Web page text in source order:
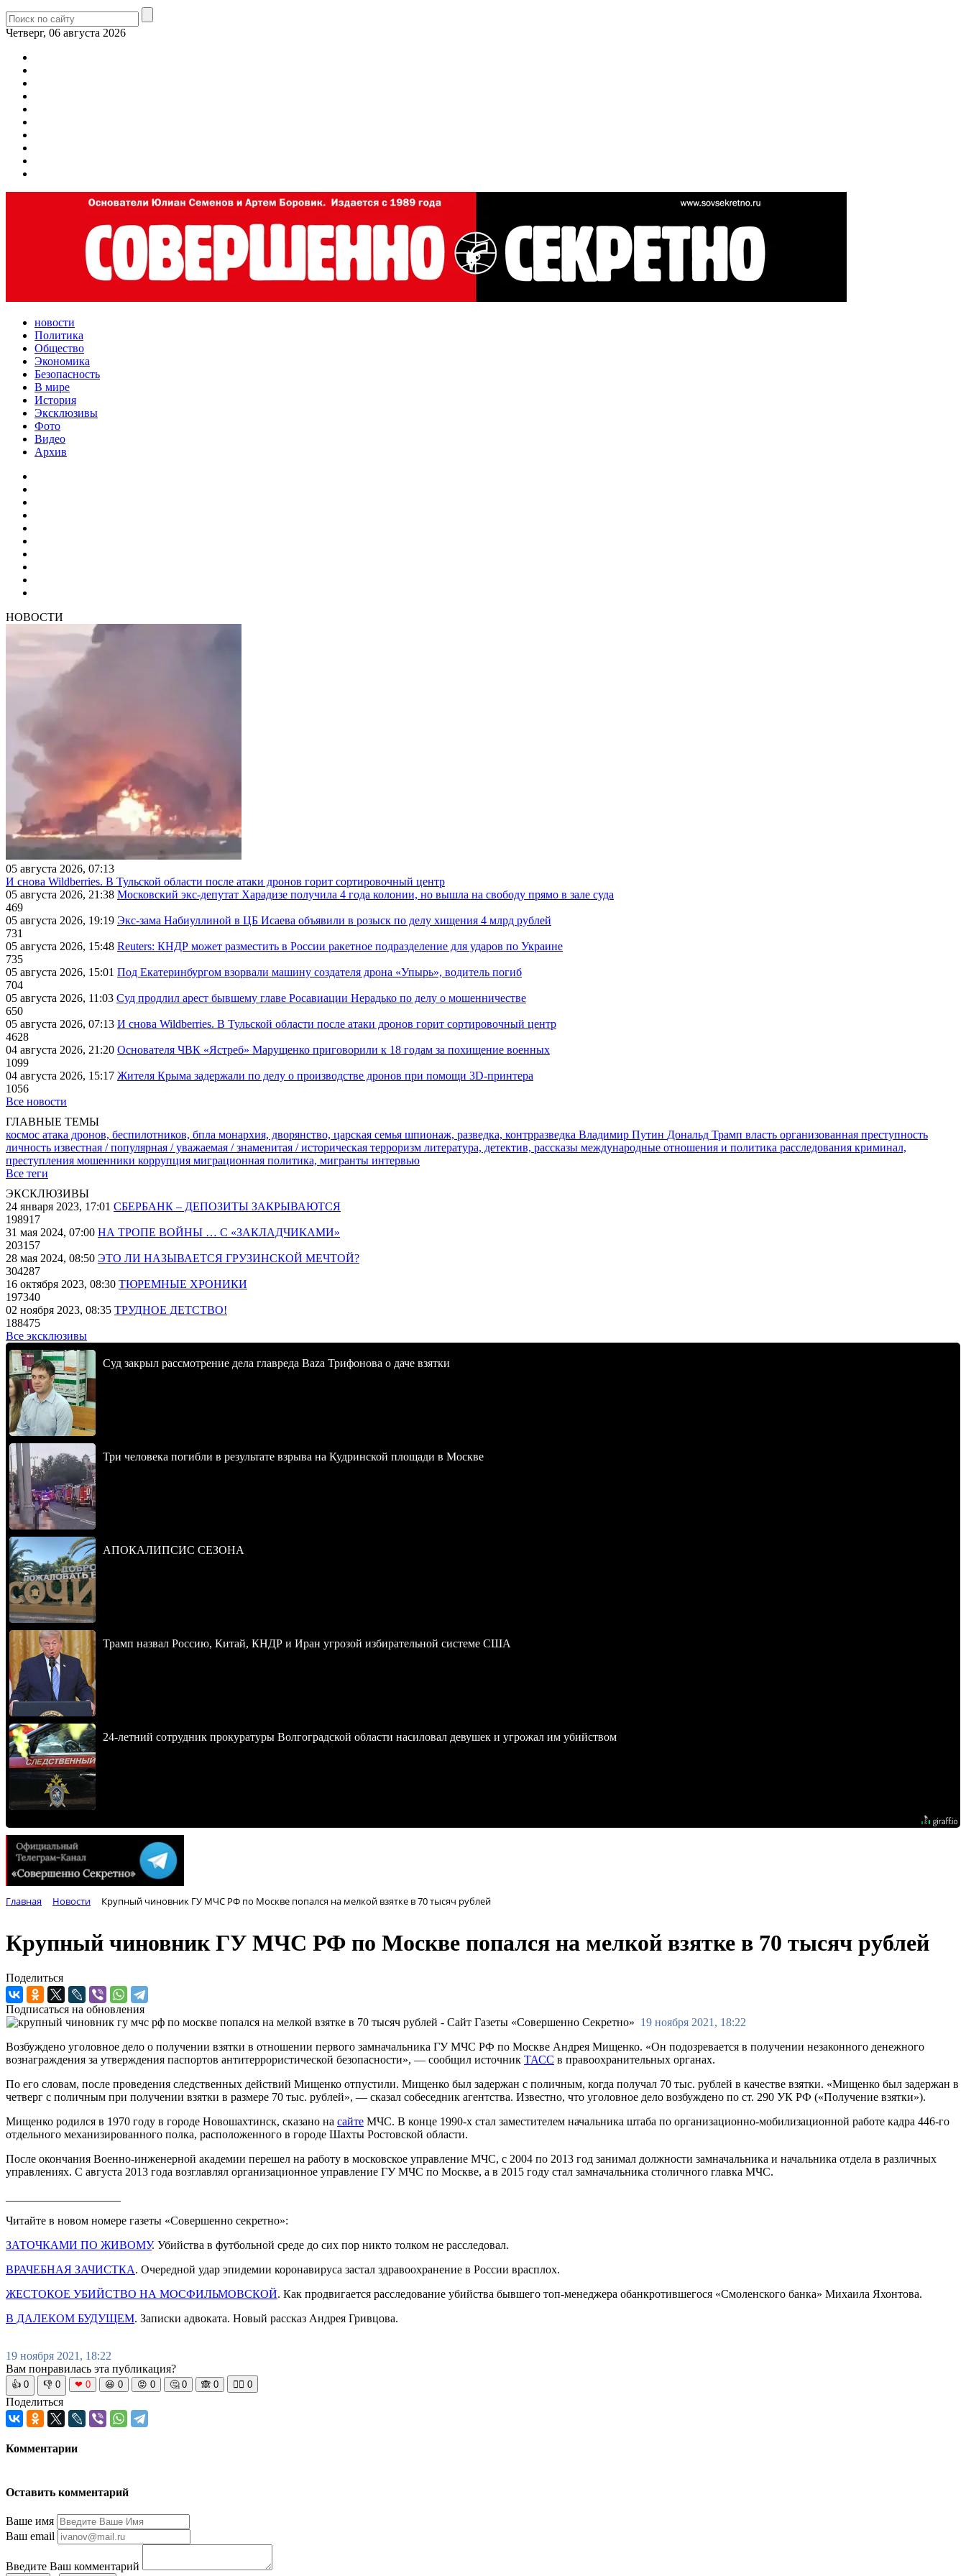
Четверг, 06 августа 2026
новости
Политика
Общество
Экономика
Безопасность
В мире
История
Эксклюзивы
Фото
Видео
Архив
НОВОСТИ
05 августа 2026, 07:13
И снова Wildberries. В Тульской области после атаки дронов горит сортировочный центр
05 августа 2026, 21:38 Московский экс-депутат Харадизе получила 4 года колонии, но вышла на свободу прямо в зале суда
469
05 августа 2026, 19:19 Экс-зама Набиуллиной в ЦБ Исаева объявили в розыск по делу хищения 4 млрд рублей
731
05 августа 2026, 15:48 Reuters: КНДР может разместить в России ракетное подразделение для ударов по Украине
735
05 августа 2026, 15:01 Под Екатеринбургом взорвали машину создателя дрона «Упырь», водитель погиб
704
05 августа 2026, 11:03 Суд продлил арест бывшему главе Росавиации Нерадько по делу о мошенничестве
650
05 августа 2026, 07:13 И снова Wildberries. В Тульской области после атаки дронов горит сортировочный центр
4628
04 августа 2026, 21:20 Основателя ЧВК «Ястреб» Марущенко приговорили к 18 годам за похищение военных
1099
04 августа 2026, 15:17 Жителя Крыма задержали по делу о производстве дронов при помощи 3D‑принтера
1056
Все новости
ГЛАВНЫЕ ТЕМЫ
космос атака дронов, беспилотников, бпла монархия, дворянство, царская семья шпионаж, разведка, контрразведка Владимир Путин Дональд Трамп власть организованная преступность
личность известная / популярная / уважаемая / знаменитая / историческая терроризм литература, детектив, рассказы международные отношения и политика расследования криминал,
преступления мошенники коррупция миграционная политика, мигранты интервью
Все теги
ЭКСКЛЮЗИВЫ
24 января 2023, 17:01 СБЕРБАНК – ДЕПОЗИТЫ ЗАКРЫВАЮТСЯ
198917
31 мая 2024, 07:00 НА ТРОПЕ ВОЙНЫ … С «ЗАКЛАДЧИКАМИ»
203157
28 мая 2024, 08:50 ЭТО ЛИ НАЗЫВАЕТСЯ ГРУЗИНСКОЙ МЕЧТОЙ?
304287
16 октября 2023, 08:30 ТЮРЕМНЫЕ ХРОНИКИ
197340
02 ноября 2023, 08:35 ТРУДНОЕ ДЕТСТВО!
188475
Все эксклюзивы
Суд закрыл рассмотрение дела главреда Baza Трифонова о даче взятки
Три человека погибли в результате взрыва на Кудринской площади в Москве
АПОКАЛИПСИС СЕЗОНА
Трамп назвал Россию, Китай, КНДР и Иран угрозой избирательной системе США
24-летний сотрудник прокуратуры Волгоградской области насиловал девушек и угрожал им убийством
Главная Новости Крупный чиновник ГУ МЧС РФ по Москве попался на мелкой взятке в 70 тысяч рублей
Крупный чиновник ГУ МЧС РФ по Москве попался на мелкой взятке в 70 тысяч рублей
Поделиться
Подписаться на обновления
19 ноября 2021, 18:22
Возбуждено уголовное дело о получении взятки в отношении первого замначальника ГУ МЧС РФ по Москве Андрея Мищенко. «Он подозревается в получении незаконного денежного
вознаграждения за утверждения паспортов антитеррористической безопасности», — сообщил источник ТАСС в правоохранительных органах.
По его словам, после проведения следственных действий Мищенко отпустили. Мищенко был задержан с поличным, когда получал 70 тыс. рублей в качестве взятки. «Мищенко был задержан в
четверг с поличным при получении взятки в размере 70 тыс. рублей», — сказал собеседник агентства. Известно, что уголовное дело возбуждено по ст. 290 УК РФ («Получение взятки»).
Мищенко родился в 1970 году в городе Новошахтинск, сказано на сайте МЧС. В конце 1990-х стал заместителем начальника штаба по организационно-мобилизационной работе кадра 446-го
отдельного механизированного полка, расположенного в городе Шахты Ростовской области.
После окончания Военно-инженерной академии перешел на работу в московское управление МЧС, с 2004 по 2013 год занимал должности замначальника и начальника отдела в различных
управлениях. С августа 2013 года возглавлял организационное управление ГУ МЧС по Москве, а в 2015 году стал замначальника столичного главка МЧС.
Читайте в новом номере газеты «Совершенно секретно»:
ЗАТОЧКАМИ ПО ЖИВОМУ. Убийства в футбольной среде до сих пор никто толком не расследовал.
ВРАЧЕБНАЯ ЗАЧИСТКА. Очередной удар эпидемии коронавируса застал здравоохранение в России врасплох.
ЖЕСТОКОЕ УБИЙСТВО НА МОСФИЛЬМОВСКОЙ. Как продвигается расследование убийства бывшего топ-менеджера обанкротившегося «Смоленского банка» Михаила Яхонтова.
В ДАЛЕКОМ БУДУЩЕМ. Записки адвоката. Новый рассказ Андрея Гривцова.
19 ноября 2021, 18:22
Вам понравилась эта публикация?
👍 0 👎 0 ❤ 0 😆 0 😡 0 🤔 0 🙈 0 🧘‍♀️ 0
Поделиться
Комментарии
Оставить комментарий
Ваше имя
Ваш email
Введите Ваш комментарий